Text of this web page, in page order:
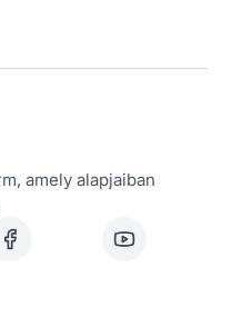
amely alapjaiban